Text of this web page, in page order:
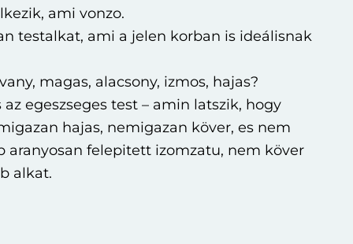
ami vonzo.
testalkat, ami a jelen korban is ideálisnak
magas, alacsony, izmos, hajas?
egeszseges test – amin latszik, hogy
hajas, nemigazan köver, es nem
aranyosan felepitett izomzatu, nem köver
alkat.